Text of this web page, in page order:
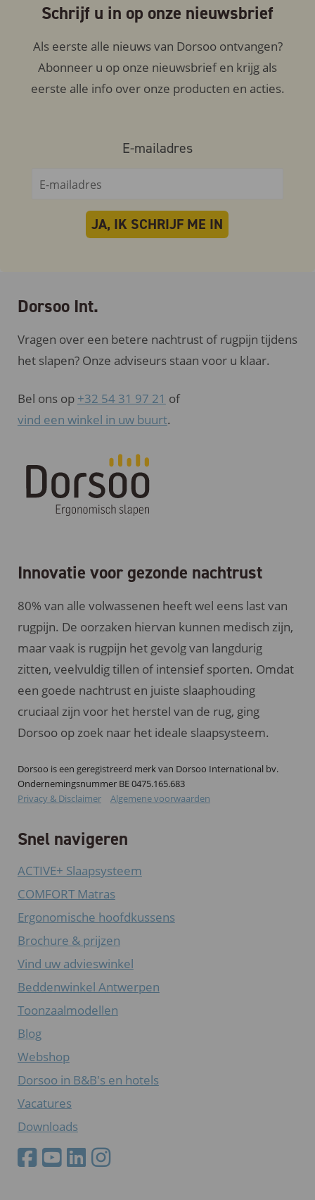
Schrijf u in op onze nieuwsbrief
Als eerste alle nieuws van Dorsoo ontvangen?
Abonneer u op onze nieuwsbrief en krijg als
eerste alle info over onze producten en acties.
E-mailadres
Dorsoo Int.
Vragen over een betere nachtrust of rugpijn tijdens
het slapen? Onze adviseurs staan voor u klaar.
Bel ons op +32 54 31 97 21 of
vind een winkel in uw buurt.
Innovatie voor gezonde nachtrust
80% van alle volwassenen heeft wel eens last van
rugpijn. De oorzaken hiervan kunnen medisch zijn,
maar vaak is rugpijn het gevolg van langdurig
zitten, veelvuldig tillen of intensief sporten. Omdat
een goede nachtrust en juiste slaaphouding
cruciaal zijn voor het herstel van de rug, ging
Dorsoo op zoek naar het ideale slaapsysteem.
Dorsoo is een geregistreerd merk van Dorsoo International bv.
Ondernemingsnummer BE 0475.165.683
Privacy & Disclaimer
Algemene voorwaarden
Snel navigeren
ACTIVE+ Slaapsysteem
COMFORT Matras
Ergonomische hoofdkussens
Brochure & prijzen
Vind uw advieswinkel
Beddenwinkel Antwerpen
Toonzaalmodellen
Blog
Webshop
Dorsoo in B&B's en hotels
Vacatures
Downloads